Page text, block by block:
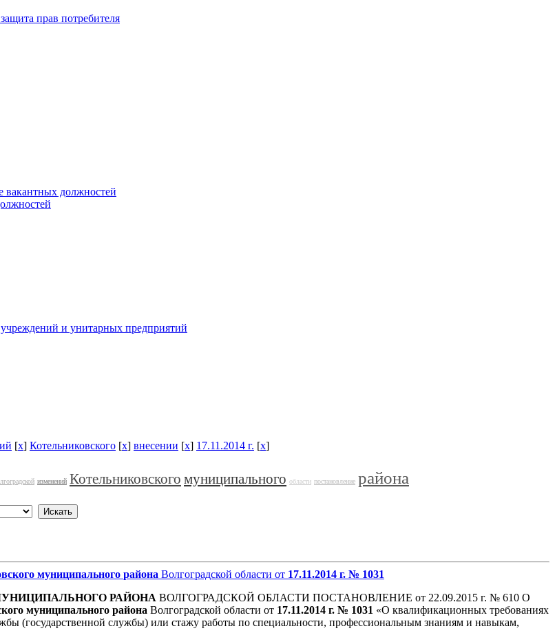
прав потребителя
вакантных должностей
и унитарных предприятий
[x] Котельниковского [x] внесении [x] 17.11.2014 г. [x]
изменений Котельниковского муниципального области постановление района
муниципального района Волгоградской области от 17.11.2014 г. № 1031
РАЙОНА ВОЛГОГРАДСКОЙ ОБЛАСТИ ПОСТАНОВЛЕНИЕ от 22.09.2015 г. № 610 О
муниципального района Волгоградской области от 17.11.2014 г. № 1031 «О квалификационных требованиях
(государственной службы) или стажу работы по специальности, профессиональным знаниям и навыкам,